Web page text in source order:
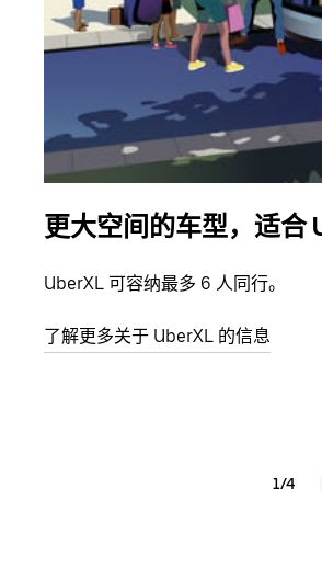
更大空间的车型，适合
UberXL 可容纳最多 6 人同行。
了解更多关于 UberXL 的信息
1/4